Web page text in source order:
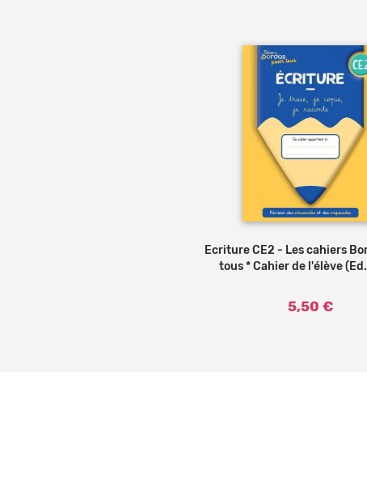
Ajouter au panier
Ecriture CE2 - Les cahiers
tous * Cahier de l'élève
5,50 €